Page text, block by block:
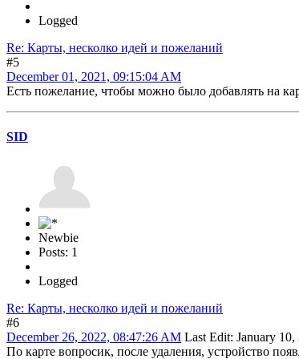
Logged
Re: Карты, несколко идей и пожеланий
#5
December 01, 2021, 09:15:04 AM
Есть пожелание, чтобы можно было добавлять на
SID
Newbie
Posts: 1
Logged
Re: Карты, несколко идей и пожеланий
#6
December 26, 2022, 08:47:26 AM Last Edit: January
По карте вопросик, после удаления, устройство